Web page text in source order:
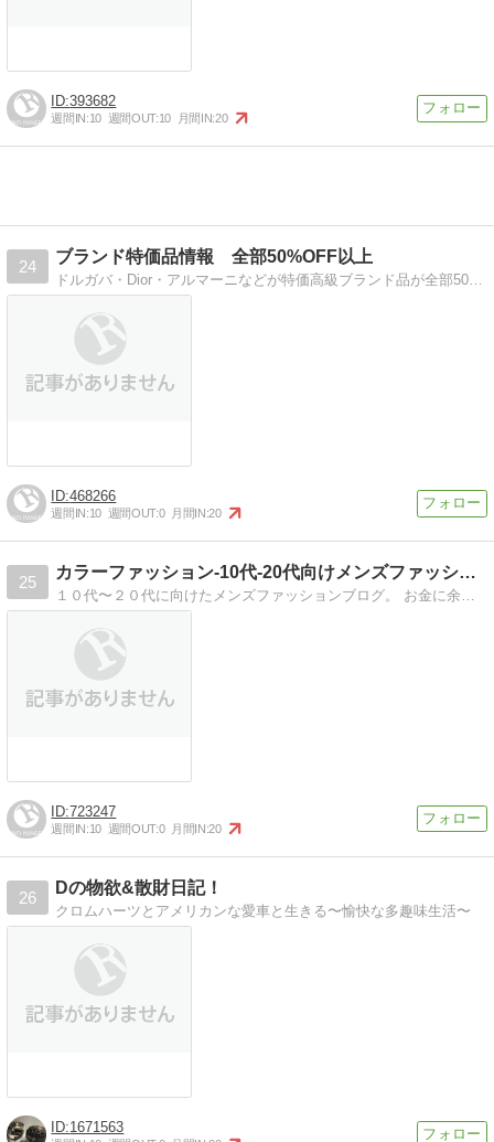
393682
週間IN:10 週間OUT:10 月間IN:20
24
ブランド特価品情報 全部50%OFF以上
ドルガバ・Dior・アルマーニなどが特価高級ブランド品が全部50%OFF以上↑!! 偽物は紹介しません！
468266
週間IN:10 週間OUT:0 月間IN:20
25
カラーファッション-10代-20代向けメンズファッション通…
723247
週間IN:10 週間OUT:0 月間IN:20
26
Dの物欲&散財日記！
クロムハーツとアメリカンな愛車と生きる〜愉快な多趣味生活〜
1671563